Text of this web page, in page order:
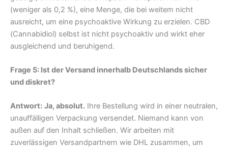
(weniger als 0,2 %), eine Menge, die bei weitem nicht
ausreicht, um eine psychoaktive Wirkung zu erzielen. CBD
(Cannabidiol) selbst ist nicht psychoaktiv und wirkt eher
ausgleichend und beruhigend.
Frage 5: Ist der Versand innerhalb Deutschlands sicher
und diskret?
Antwort: Ja, absolut. Ihre Bestellung wird in einer neutralen,
unauffälligen Verpackung versendet. Niemand kann von
außen auf den Inhalt schließen. Wir arbeiten mit
zuverlässigen Versandpartnern wie DHL zusammen, um